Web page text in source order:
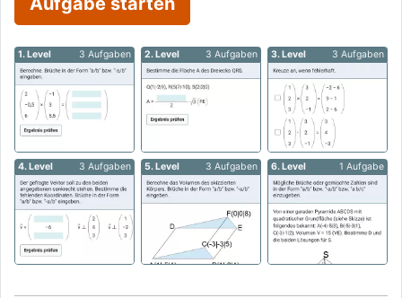
1. Level 3 Aufgaben 2. Level 3 Aufgaben 3. Level 3 Aufgaben
4. Level 3 Aufgaben 5. Level 3 Aufgaben 6. Level 1 Aufgabe